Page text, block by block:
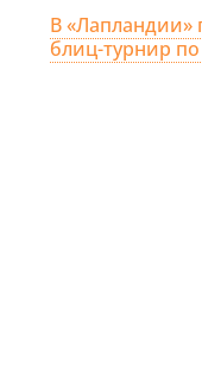
В «Лапландии»
блиц-турнир